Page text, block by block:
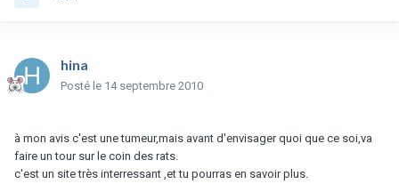
hina
Posté le 14 septembre 2010
à mon avis c'est une tumeur,mais avant d'envisager quoi que ce soi,va
faire un tour sur le coin des rats.
c'est un site très interressant ,et tu pourras en savoir plus.